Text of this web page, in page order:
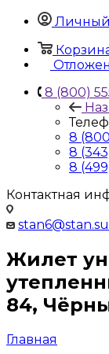
Личный
8 (800)
8
8
8
Контактная
stan6@stan.su
Жилет
84,
Главная